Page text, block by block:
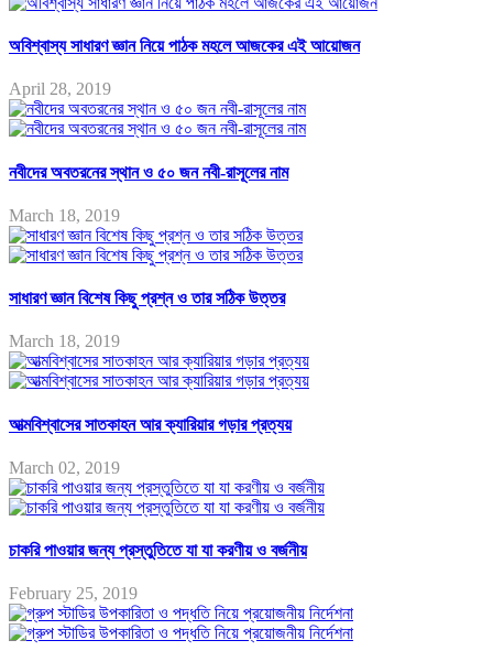
অবিশ্বাস্য সাধারণ জ্ঞান নিয়ে পাঠক মহলে আজকের এই আয়োজন
April 28, 2019
নবীদের অবতরনের স্থান ও ৫০ জন নবী-রাসূলের নাম
March 18, 2019
সাধারণ জ্ঞান বিশেষ কিছু প্রশ্ন ও তার সঠিক উত্তর
March 18, 2019
আত্মবিশ্বাসের সাতকাহন আর ক্যারিয়ার গড়ার প্রত্যয়
March 02, 2019
চাকরি পাওয়ার জন্য প্রস্তুতিতে যা যা করণীয় ও বর্জনীয়
February 25, 2019